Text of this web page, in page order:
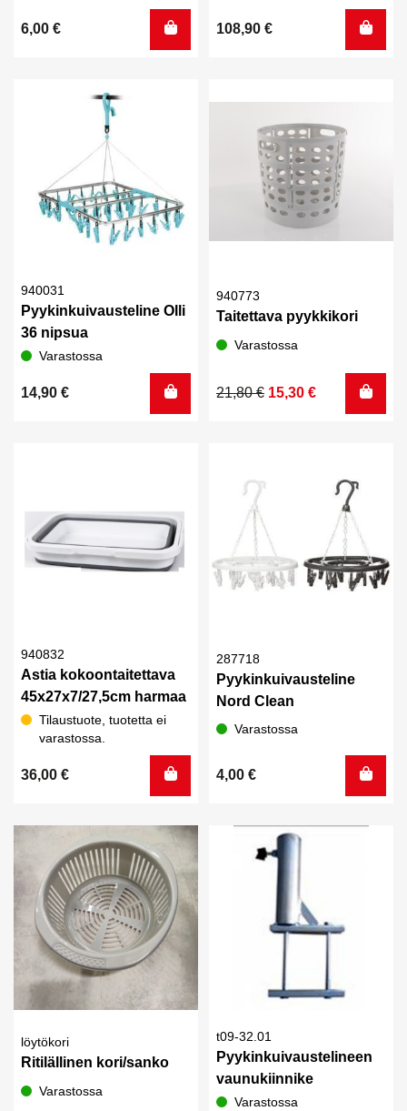
6,00 € 108,90 €
940031
Pyykinkuivausteline Olli
36 nipsua
Varastossa
14,90 €
940773
Taitettava pyykkikori
Varastossa
21,80€
Alkuperäinen
15,30 €
Nykyinen
940832
Astia kokoontaitettava
45x27x7/27,5cm harmaa
Tilaustuote, tuotetta ei
varastossa.
36,00 €
287718
Pyykinkuivausteline
Nord Clean
Varastossa
4,00 €
löytökori
Ritilällinen kori/sanko
Varastossa
t09-32.01
Pyykinkuivaustelineen
vaunukiinnike
Varastossa